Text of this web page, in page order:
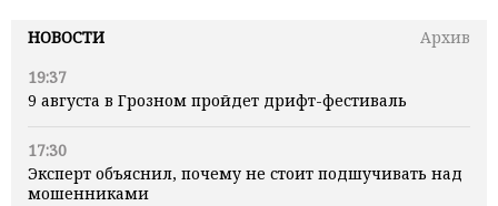
НОВОСТИ
Архив
19:37
9 августа в Грозном пройдет дрифт-фестиваль
17:30
Эксперт объяснил, почему не стоит подшучивать над
мошенниками